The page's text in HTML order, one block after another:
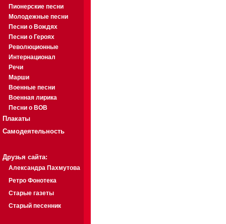
Пионерские песни
Молодежные песни
Песни о Вождях
Песни о Героях
Революционные
Интернационал
Речи
Марши
Военные песни
Военная лирика
Песни о ВОВ
Плакаты
Самодеятельность
Друзья сайта:
Александра Пахмутова
Ретро Фонотека
Старые газеты
Старый песенник